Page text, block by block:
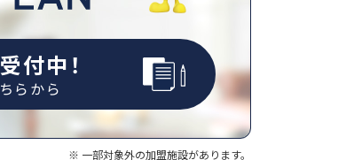
付中！
らから
一部対象外の加盟施設があります。